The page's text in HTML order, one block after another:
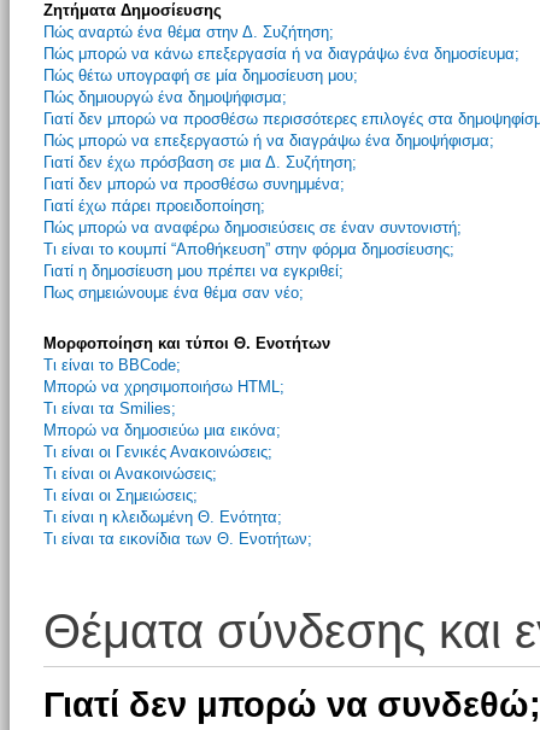
Ζητήματα Δημοσίευσης
Πώς αναρτώ ένα θέμα στην Δ. Συζήτηση;
Πώς μπορώ να κάνω επεξεργασία ή να διαγράψω ένα δημοσίευμα;
Πώς θέτω υπογραφή σε μία δημοσίευση μου;
Πώς δημιουργώ ένα δημοψήφισμα;
Γιατί δεν μπορώ να προσθέσω περισσότερες επιλογές στα
Πώς μπορώ να επεξεργαστώ ή να διαγράψω ένα δημοψήφισμα;
Γιατί δεν έχω πρόσβαση σε μια Δ. Συζήτηση;
Γιατί δεν μπορώ να προσθέσω συνημμένα;
Γιατί έχω πάρει προειδοποίηση;
Πώς μπορώ να αναφέρω δημοσιεύσεις σε έναν συντονιστή;
Τι είναι το κουμπί “Αποθήκευση” στην φόρμα δημοσίευσης;
Γιατί η δημοσίευση μου πρέπει να εγκριθεί;
Πως σημειώνουμε ένα θέμα σαν νέο;
Μορφοποίηση και τύποι Θ. Ενοτήτων
Τι είναι το BBCode;
Μπορώ να χρησιμοποιήσω HTML;
Τι είναι τα Smilies;
Μπορώ να δημοσιεύω μια εικόνα;
Τι είναι οι Γενικές Ανακοινώσεις;
Τι είναι οι Ανακοινώσεις;
Τι είναι οι Σημειώσεις;
Τι είναι η κλειδωμένη Θ. Ενότητα;
Τι είναι τα εικονίδια των Θ. Ενοτήτων;
Θέματα σύνδεσης και
Γιατί δεν μπορώ να συνδεθώ;